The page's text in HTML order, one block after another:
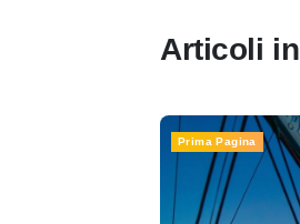
Articoli in
Prima Pagina